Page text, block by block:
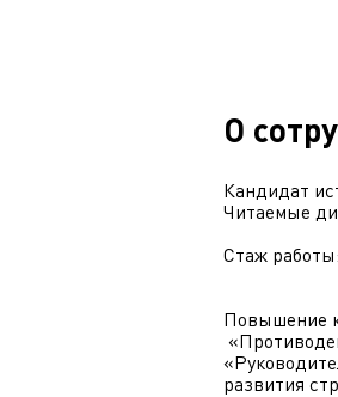
О
Кандидат
Читаемые
Стаж
Повышение
развития